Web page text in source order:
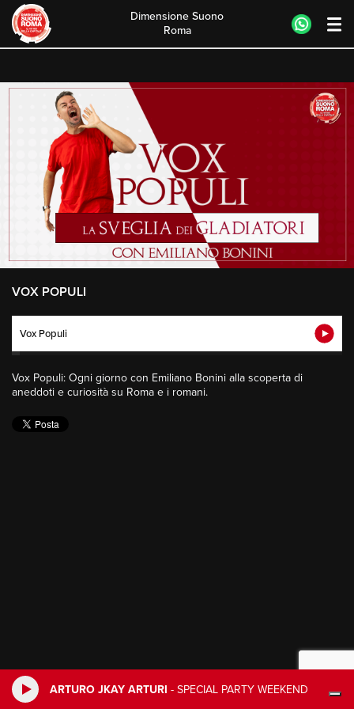
ARTURO JKAY ARTURI - SPECIAL PARTY WEEKEND
content
Dimensione Suono
Roma
VOX POPULI
Vox Populi
Vox Populi: Ogni giorno con Emiliano Bonini alla scoperta di
aneddoti e curiosità su Roma e i romani.